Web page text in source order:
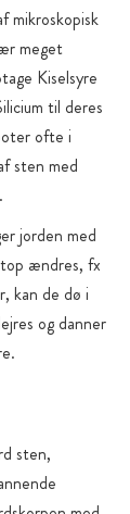
mikroskopisk
meget
Kiselsyre
til deres
ofte i
sten med
jorden med
ændres, fx
kan de dø i
og danner
sten,